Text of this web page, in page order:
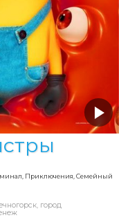
Приключения, Семейный
город